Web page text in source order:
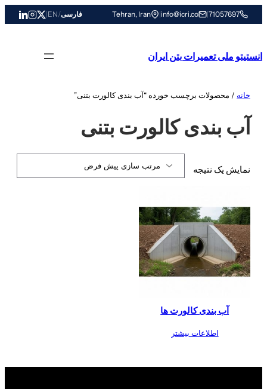
به
71057697
|
info@icri.co
|
Tehran, Iran فارسی/
EN
|
انستیتو ملی تعمیرات بتن ایران
خانه / محصولات برچسب خورده “آب بندی کالورت بتنی”
آب بندی کالورت بتنی
نمایش یک نتیجه
آب بندی کالورت ها
اطلاعات بیشتر